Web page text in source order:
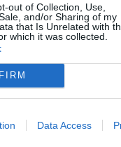
out of Collection, Use,
and/or Sharing of my
that Is Unrelated with
which it was collected.
Data Access
derliaus